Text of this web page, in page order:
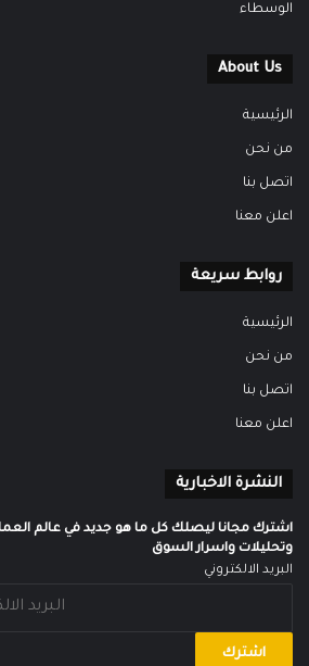
الوسطاء
About Us
الرئيسية
من نحن
اتصل بنا
اعلن معنا
روابط سريعة
الرئيسية
من نحن
اتصل بنا
اعلن معنا
النشرة الاخبارية
اشترك مجانا ليصلك كل ما هو جديد في عالم
وتحليلات واسرار السوق
البريد الالكتروني